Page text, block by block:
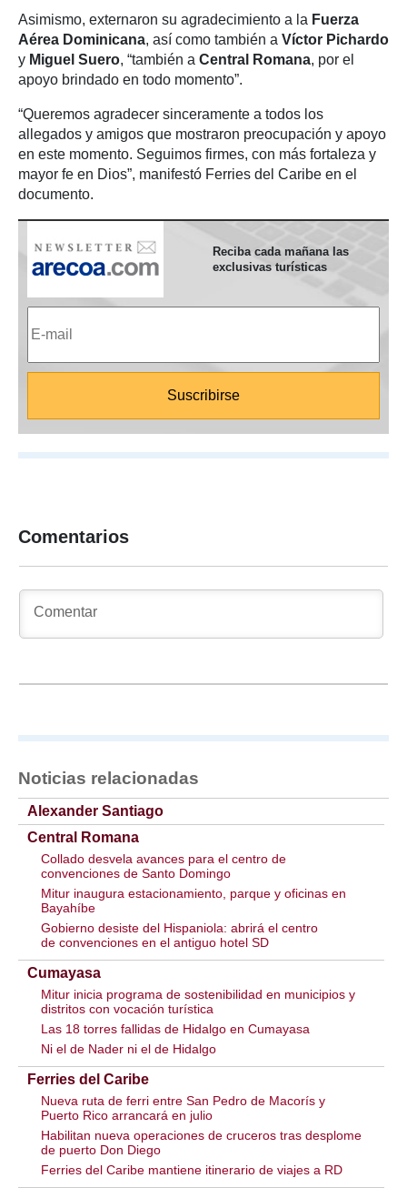
Asimismo, externaron su agradecimiento a la Fuerza
Aérea Dominicana, así como también a Víctor Pichardo
y Miguel Suero, “también a Central Romana, por el
apoyo brindado en todo momento”.
“Queremos agradecer sinceramente a todos los
allegados y amigos que mostraron preocupación y apoyo
en este momento. Seguimos firmes, con más fortaleza y
mayor fe en Dios”, manifestó Ferries del Caribe en el
documento.
Reciba cada mañana las
exclusivas turísticas
Comentarios
Noticias relacionadas
Alexander Santiago
Central Romana
Collado desvela avances para el centro de
convenciones de Santo Domingo
Mitur inaugura estacionamiento, parque y oficinas en
Bayahíbe
Gobierno desiste del Hispaniola: abrirá el centro
de convenciones en el antiguo hotel SD
Cumayasa
Mitur inicia programa de sostenibilidad en municipios y
distritos con vocación turística
Las 18 torres fallidas de Hidalgo en Cumayasa
Ni el de Nader ni el de Hidalgo
Ferries del Caribe
Nueva ruta de ferri entre San Pedro de Macorís y
Puerto Rico arrancará en julio
Habilitan nueva operaciones de cruceros tras desplome
de puerto Don Diego
Ferries del Caribe mantiene itinerario de viajes a RD